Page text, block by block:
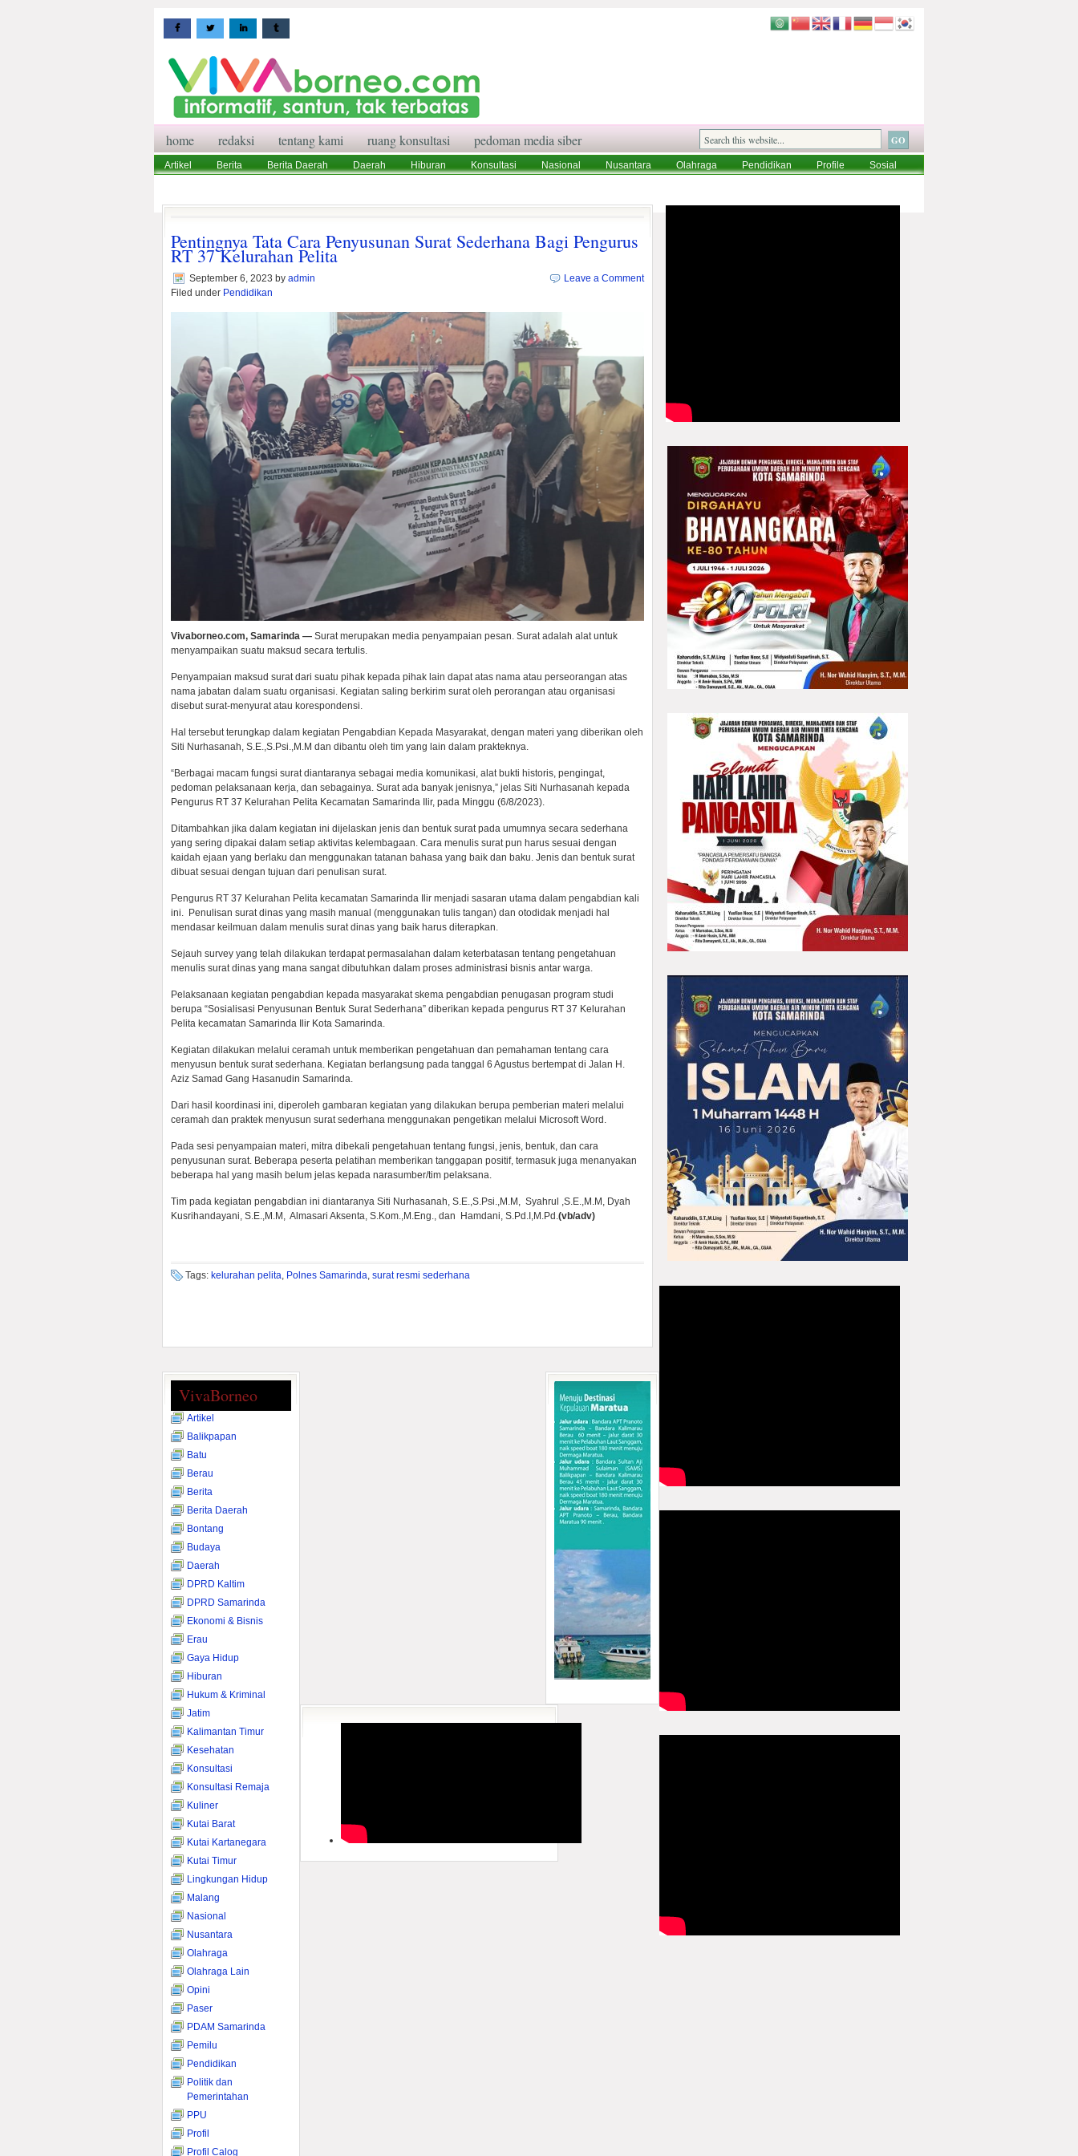
home redaksi tentang kami ruang konsultasi pedoman media siber
Artikel Berita Berita Daerah Daerah Hiburan Konsultasi Nasional Nusantara Olahraga Pendidikan Profile
Sosial
Pentingnya Tata Cara Penyusunan Surat Sederhana Bagi Pengurus
RT 37 Kelurahan Pelita
September 6, 2023 by admin
Filed under Pendidikan
Leave a Comment
Vivaborneo.com, Samarinda — Surat merupakan media penyampaian pesan. Surat adalah alat untuk
menyampaikan suatu maksud secara tertulis.
Penyampaian maksud surat dari suatu pihak kepada pihak lain dapat atas nama atau perseorangan atas
nama jabatan dalam suatu organisasi. Kegiatan saling berkirim surat oleh perorangan atau organisasi
disebut surat-menyurat atau korespondensi.
Hal tersebut terungkap dalam kegiatan Pengabdian Kepada Masyarakat, dengan materi yang diberikan oleh
Siti Nurhasanah, S.E.,S.Psi.,M.M dan dibantu oleh tim yang lain dalam prakteknya.
“Berbagai macam fungsi surat diantaranya sebagai media komunikasi, alat bukti historis, pengingat,
pedoman pelaksanaan kerja, dan sebagainya. Surat ada banyak jenisnya,” jelas Siti Nurhasanah kepada
Pengurus RT 37 Kelurahan Pelita Kecamatan Samarinda Ilir, pada Minggu (6/8/2023).
Ditambahkan jika dalam kegiatan ini dijelaskan jenis dan bentuk surat pada umumnya secara sederhana
yang sering dipakai dalam setiap aktivitas kelembagaan. Cara menulis surat pun harus sesuai dengan
kaidah ejaan yang berlaku dan menggunakan tatanan bahasa yang baik dan baku. Jenis dan bentuk surat
dibuat sesuai dengan tujuan dari penulisan surat.
Pengurus RT 37 Kelurahan Pelita kecamatan Samarinda Ilir menjadi sasaran utama dalam pengabdian kali
ini. Penulisan surat dinas yang masih manual (menggunakan tulis tangan) dan otodidak menjadi hal
mendasar keilmuan dalam menulis surat dinas yang baik harus diterapkan.
Sejauh survey yang telah dilakukan terdapat permasalahan dalam keterbatasan tentang pengetahuan
menulis surat dinas yang mana sangat dibutuhkan dalam proses administrasi bisnis antar warga.
Pelaksanaan kegiatan pengabdian kepada masyarakat skema pengabdian penugasan program studi
berupa “Sosialisasi Penyusunan Bentuk Surat Sederhana” diberikan kepada pengurus RT 37 Kelurahan
Pelita kecamatan Samarinda Ilir Kota Samarinda.
Kegiatan dilakukan melalui ceramah untuk memberikan pengetahuan dan pemahaman tentang cara
menyusun bentuk surat sederhana. Kegiatan berlangsung pada tanggal 6 Agustus bertempat di Jalan H.
Aziz Samad Gang Hasanudin Samarinda.
Dari hasil koordinasi ini, diperoleh gambaran kegiatan yang dilakukan berupa pemberian materi melalui
ceramah dan praktek menyusun surat sederhana menggunakan pengetikan melalui Microsoft Word.
Pada sesi penyampaian materi, mitra dibekali pengetahuan tentang fungsi, jenis, bentuk, dan cara
penyusunan surat. Beberapa peserta pelatihan memberikan tanggapan positif, termasuk juga menanyakan
beberapa hal yang masih belum jelas kepada narasumber/tim pelaksana.
Tim pada kegiatan pengabdian ini diantaranya Siti Nurhasanah, S.E.,S.Psi.,M.M, Syahrul ,S.E.,M.M, Dyah
Kusrihandayani, S.E.,M.M, Almasari Aksenta, S.Kom.,M.Eng., dan Hamdani, S.Pd.I,M.Pd.(vb/adv)
Tags: kelurahan pelita, Polnes Samarinda, surat resmi sederhana
VivaBorneo
Artikel
Balikpapan
Batu
Berau
Berita
Berita Daerah
Bontang
Budaya
Daerah
DPRD Kaltim
DPRD Samarinda
Ekonomi & Bisnis
Erau
Gaya Hidup
Hiburan
Hukum & Kriminal
Jatim
Kalimantan Timur
Kesehatan
Konsultasi
Konsultasi Remaja
Kuliner
Kutai Barat
Kutai Kartanegara
Kutai Timur
Lingkungan Hidup
Malang
Nasional
Nusantara
Olahraga
Olahraga Lain
Opini
Paser
PDAM Samarinda
Pemilu
Pendidikan
Politik dan
Pemerintahan
PPU
Profil
Profil Calog